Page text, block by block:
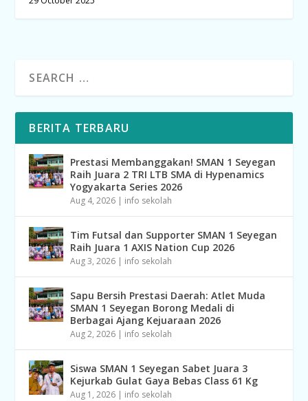
BERITA TERBARU
Prestasi Membanggakan! SMAN 1 Seyegan
Raih Juara 2 TRI LTB SMA di Hypenamics
Yogyakarta Series 2026
Aug 4, 2026 | info sekolah
Tim Futsal dan Supporter SMAN 1 Seyegan
Raih Juara 1 AXIS Nation Cup 2026
Aug 3, 2026 | info sekolah
Sapu Bersih Prestasi Daerah: Atlet Muda
SMAN 1 Seyegan Borong Medali di
Berbagai Ajang Kejuaraan 2026
Aug 2, 2026 | info sekolah
Siswa SMAN 1 Seyegan Sabet Juara 3
Kejurkab Gulat Gaya Bebas Class 61 Kg
Aug 1, 2026 | info sekolah